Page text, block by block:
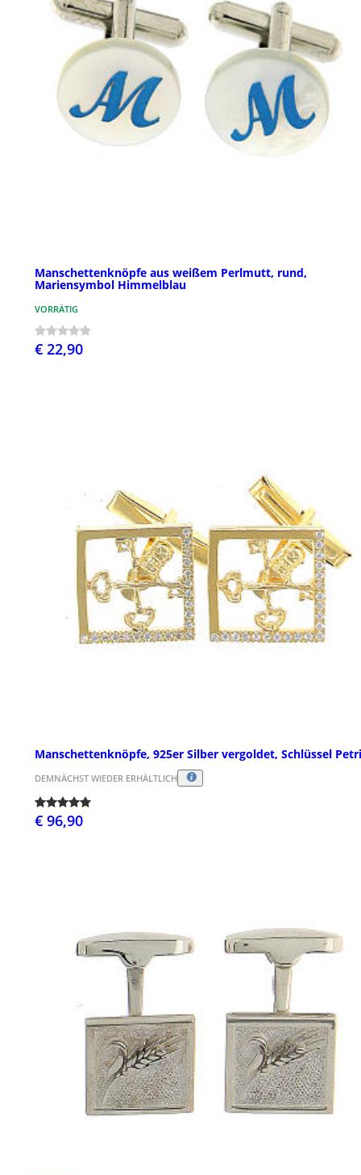
Manschettenknöpfe aus weißem Perlmutt, rund,
Mariensymbol Himmelblau
VORRÄTIG
€ 22,90
Manschettenknöpfe, 925er Silber vergoldet, Schlüssel Petri
DEMNÄCHST WIEDER ERHÄLTLICH
€ 96,90